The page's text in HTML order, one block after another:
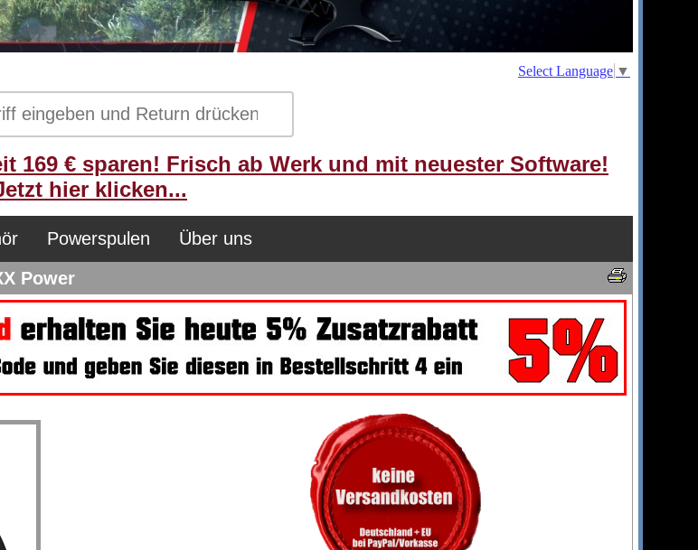
Select Language ▼
169 € sparen! Frisch ab Werk und mit neuester Software!
hier klicken...
Powerspulen
Über uns
Power